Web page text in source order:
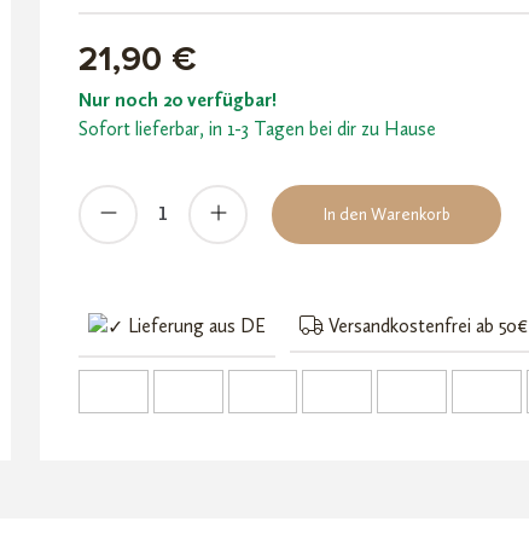
21,90 €
Nur noch 20 verfügbar!
Sofort lieferbar, in 1-3 Tagen bei dir zu Hause
Cannabis
Taschenwaage
MTW
Menge
In den Warenkorb
Lieferung aus DE Versandkostenfrei ab 50€